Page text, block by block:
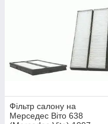
Фільтр салону на
Мерседес Віто 638